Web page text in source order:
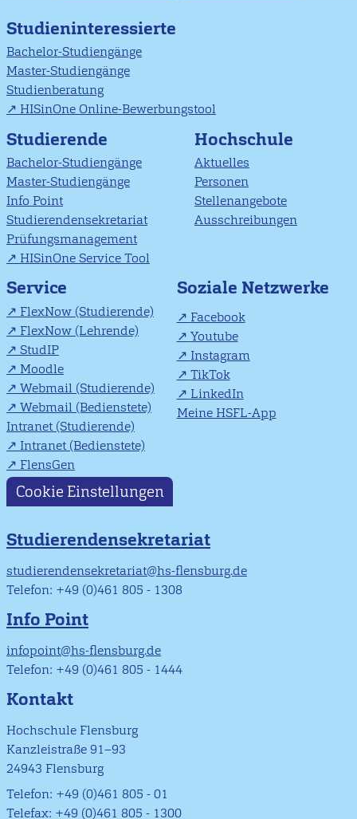
Studieninteressierte
Bachelor-Studiengänge
Master-Studiengänge
Studienberatung
HISinOne Online-Bewerbungstool
Studierende
Bachelor-Studiengänge
Master-Studiengänge
Info Point
Studierendensekretariat
Prüfungsmanagement
HISinOne Service Tool
Hochschule
Aktuelles
Personen
Stellenangebote
Ausschreibungen
Service
FlexNow (Studierende)
FlexNow (Lehrende)
StudIP
Moodle
Webmail (Studierende)
Webmail (Bedienstete)
Intranet (Studierende)
Intranet (Bedienstete)
FlensGen
Soziale Netzwerke
Facebook
Youtube
Instagram
TikTok
LinkedIn
Meine HSFL-App
Cookie Einstellungen
Studierendensekretariat
studierendensekretariat@hs-flensburg.de
Telefon: +49 (0)461 805 - 1308
Info Point
infopoint@hs-flensburg.de
Telefon: +49 (0)461 805 - 1444
Kontakt
Hochschule Flensburg
Kanzleistraße 91–93
24943 Flensburg
Telefon: +49 (0)461 805 - 01
Telefax: +49 (0)461 805 - 1300